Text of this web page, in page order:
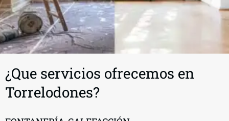
¿Que servicios ofrecemos en
Torrelodones?